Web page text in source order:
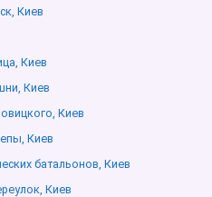
Киев
Киев
Киев
Киев
Киев
батальонов, Киев
Киев